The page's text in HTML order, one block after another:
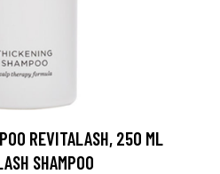
REVITALASH, 250 ML
SHAMPOO